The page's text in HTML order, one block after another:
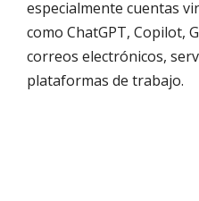
especialmente cuentas
como ChatGPT, Copilot,
correos electrónicos,
plataformas de trabajo.